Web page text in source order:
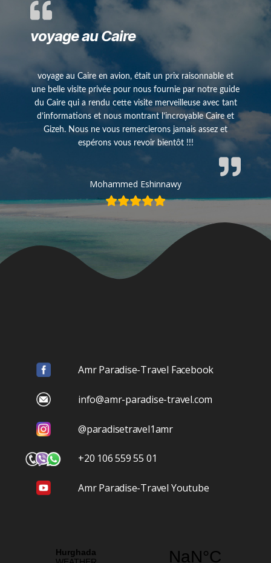
voyage au Caire
voyage au Caire en avion, était un prix raisonnable et
une belle visite privée pour nous fournie par notre guide
du Caire qui a rendu cette visite merveilleuse avec tant
d’informations et nous montrant l’incroyable Caire et
Gizeh. Nous ne vous remercierons jamais assez et
espérons vous revoir bientôt !!!
Mohammed Eshinnawy
Amr Paradise-Travel Facebook
info@amr-paradise-travel.com
@paradisetravel1amr
+20 106 559 55 01
Amr Paradise-Travel Youtube